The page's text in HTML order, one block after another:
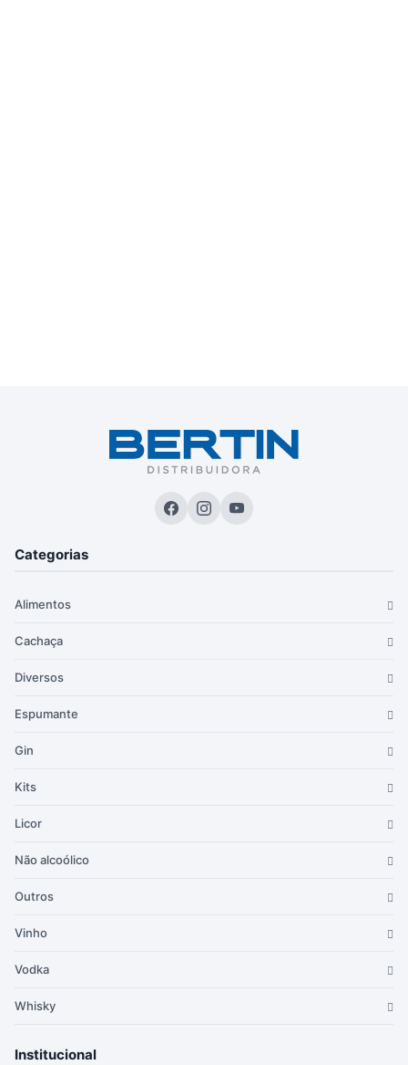
Categorias
Alimentos
Cachaça
Diversos
Espumante
Gin
Kits
Licor
Não alcoólico
Outros
Vinho
Vodka
Whisky
Institucional